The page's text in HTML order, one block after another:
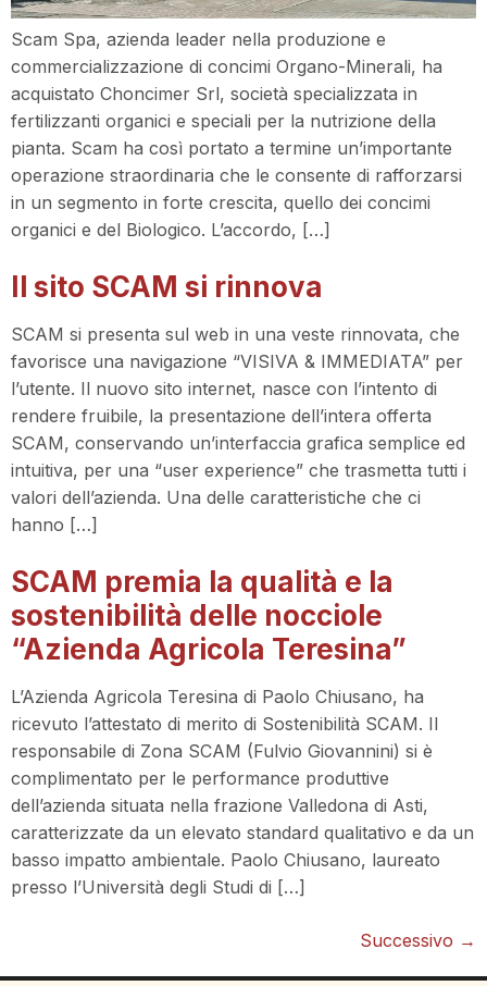
Scam Spa, azienda leader nella produzione e
commercializzazione di concimi Organo-Minerali, ha
acquistato Choncimer Srl, società specializzata in
fertilizzanti organici e speciali per la nutrizione della
pianta. Scam ha così portato a termine un’importante
operazione straordinaria che le consente di rafforzarsi
in un segmento in forte crescita, quello dei concimi
organici e del Biologico. L’accordo, […]
Il sito SCAM si rinnova
SCAM si presenta sul web in una veste rinnovata, che
favorisce una navigazione “VISIVA & IMMEDIATA” per
l’utente. Il nuovo sito internet, nasce con l’intento di
rendere fruibile, la presentazione dell’intera offerta
SCAM, conservando un’interfaccia grafica semplice ed
intuitiva, per una “user experience” che trasmetta tutti i
valori dell’azienda. Una delle caratteristiche che ci
hanno […]
SCAM premia la qualità e la
sostenibilità delle nocciole
“Azienda Agricola Teresina”
L’Azienda Agricola Teresina di Paolo Chiusano, ha
ricevuto l’attestato di merito di Sostenibilità SCAM. Il
responsabile di Zona SCAM (Fulvio Giovannini) si è
complimentato per le performance produttive
dell’azienda situata nella frazione Valledona di Asti,
caratterizzate da un elevato standard qualitativo e da un
basso impatto ambientale. Paolo Chiusano, laureato
presso l’Università degli Studi di […]
Successivo →